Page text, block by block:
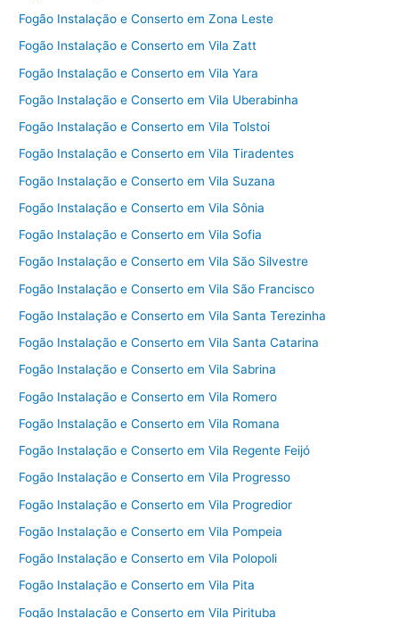
Fogão Instalação e Conserto em Zona Leste
Fogão Instalação e Conserto em Vila Zatt
Fogão Instalação e Conserto em Vila Yara
Fogão Instalação e Conserto em Vila Uberabinha
Fogão Instalação e Conserto em Vila Tolstoi
Fogão Instalação e Conserto em Vila Tiradentes
Fogão Instalação e Conserto em Vila Suzana
Fogão Instalação e Conserto em Vila Sônia
Fogão Instalação e Conserto em Vila Sofia
Fogão Instalação e Conserto em Vila São Silvestre
Fogão Instalação e Conserto em Vila São Francisco
Fogão Instalação e Conserto em Vila Santa Terezinha
Fogão Instalação e Conserto em Vila Santa Catarina
Fogão Instalação e Conserto em Vila Sabrina
Fogão Instalação e Conserto em Vila Romero
Fogão Instalação e Conserto em Vila Romana
Fogão Instalação e Conserto em Vila Regente Feijó
Fogão Instalação e Conserto em Vila Progresso
Fogão Instalação e Conserto em Vila Progredior
Fogão Instalação e Conserto em Vila Pompeia
Fogão Instalação e Conserto em Vila Polopoli
Fogão Instalação e Conserto em Vila Pita
Fogão Instalação e Conserto em Vila Pirituba